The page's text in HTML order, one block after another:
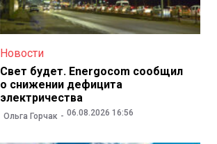
Новости
Свет будет. Energocom сообщил
о снижении дефицита
электричества
Ольга Горчак 06.08.2026 16:56